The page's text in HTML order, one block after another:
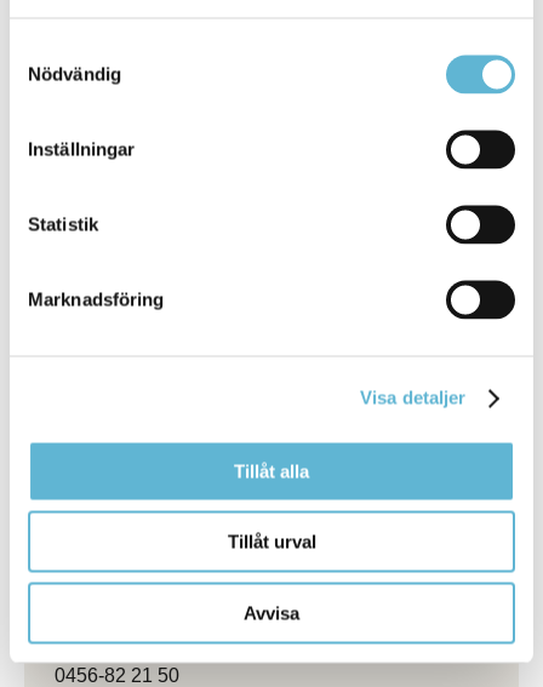
Nödvändig
Inställningar
Statistik
Marknadsföring
Visa detaljer
Tillåt alla
Tillåt urval
Avvisa
Time Care Planering - Multi Access
Schemaläggning.
Storgatan 48 (kommunhuset i Bromölla)
bemanningsenheten@bromolla.se
Pauline Jaldeheim
Rekryteringsspecialist
pauline.jaldeheim@bromolla.se
Bemanningschef
0456-82 21 50